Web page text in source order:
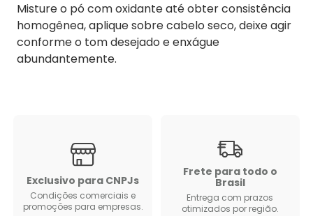
Misture o pó com oxidante até obter consistência
homogênea, aplique sobre cabelo seco, deixe agir
conforme o tom desejado e enxágue
abundantemente.
Exclusivo para CNPJs
Condições comerciais e
promoções para empresas.
Frete para todo o
Brasil
Entrega com prazos
otimizados por região.